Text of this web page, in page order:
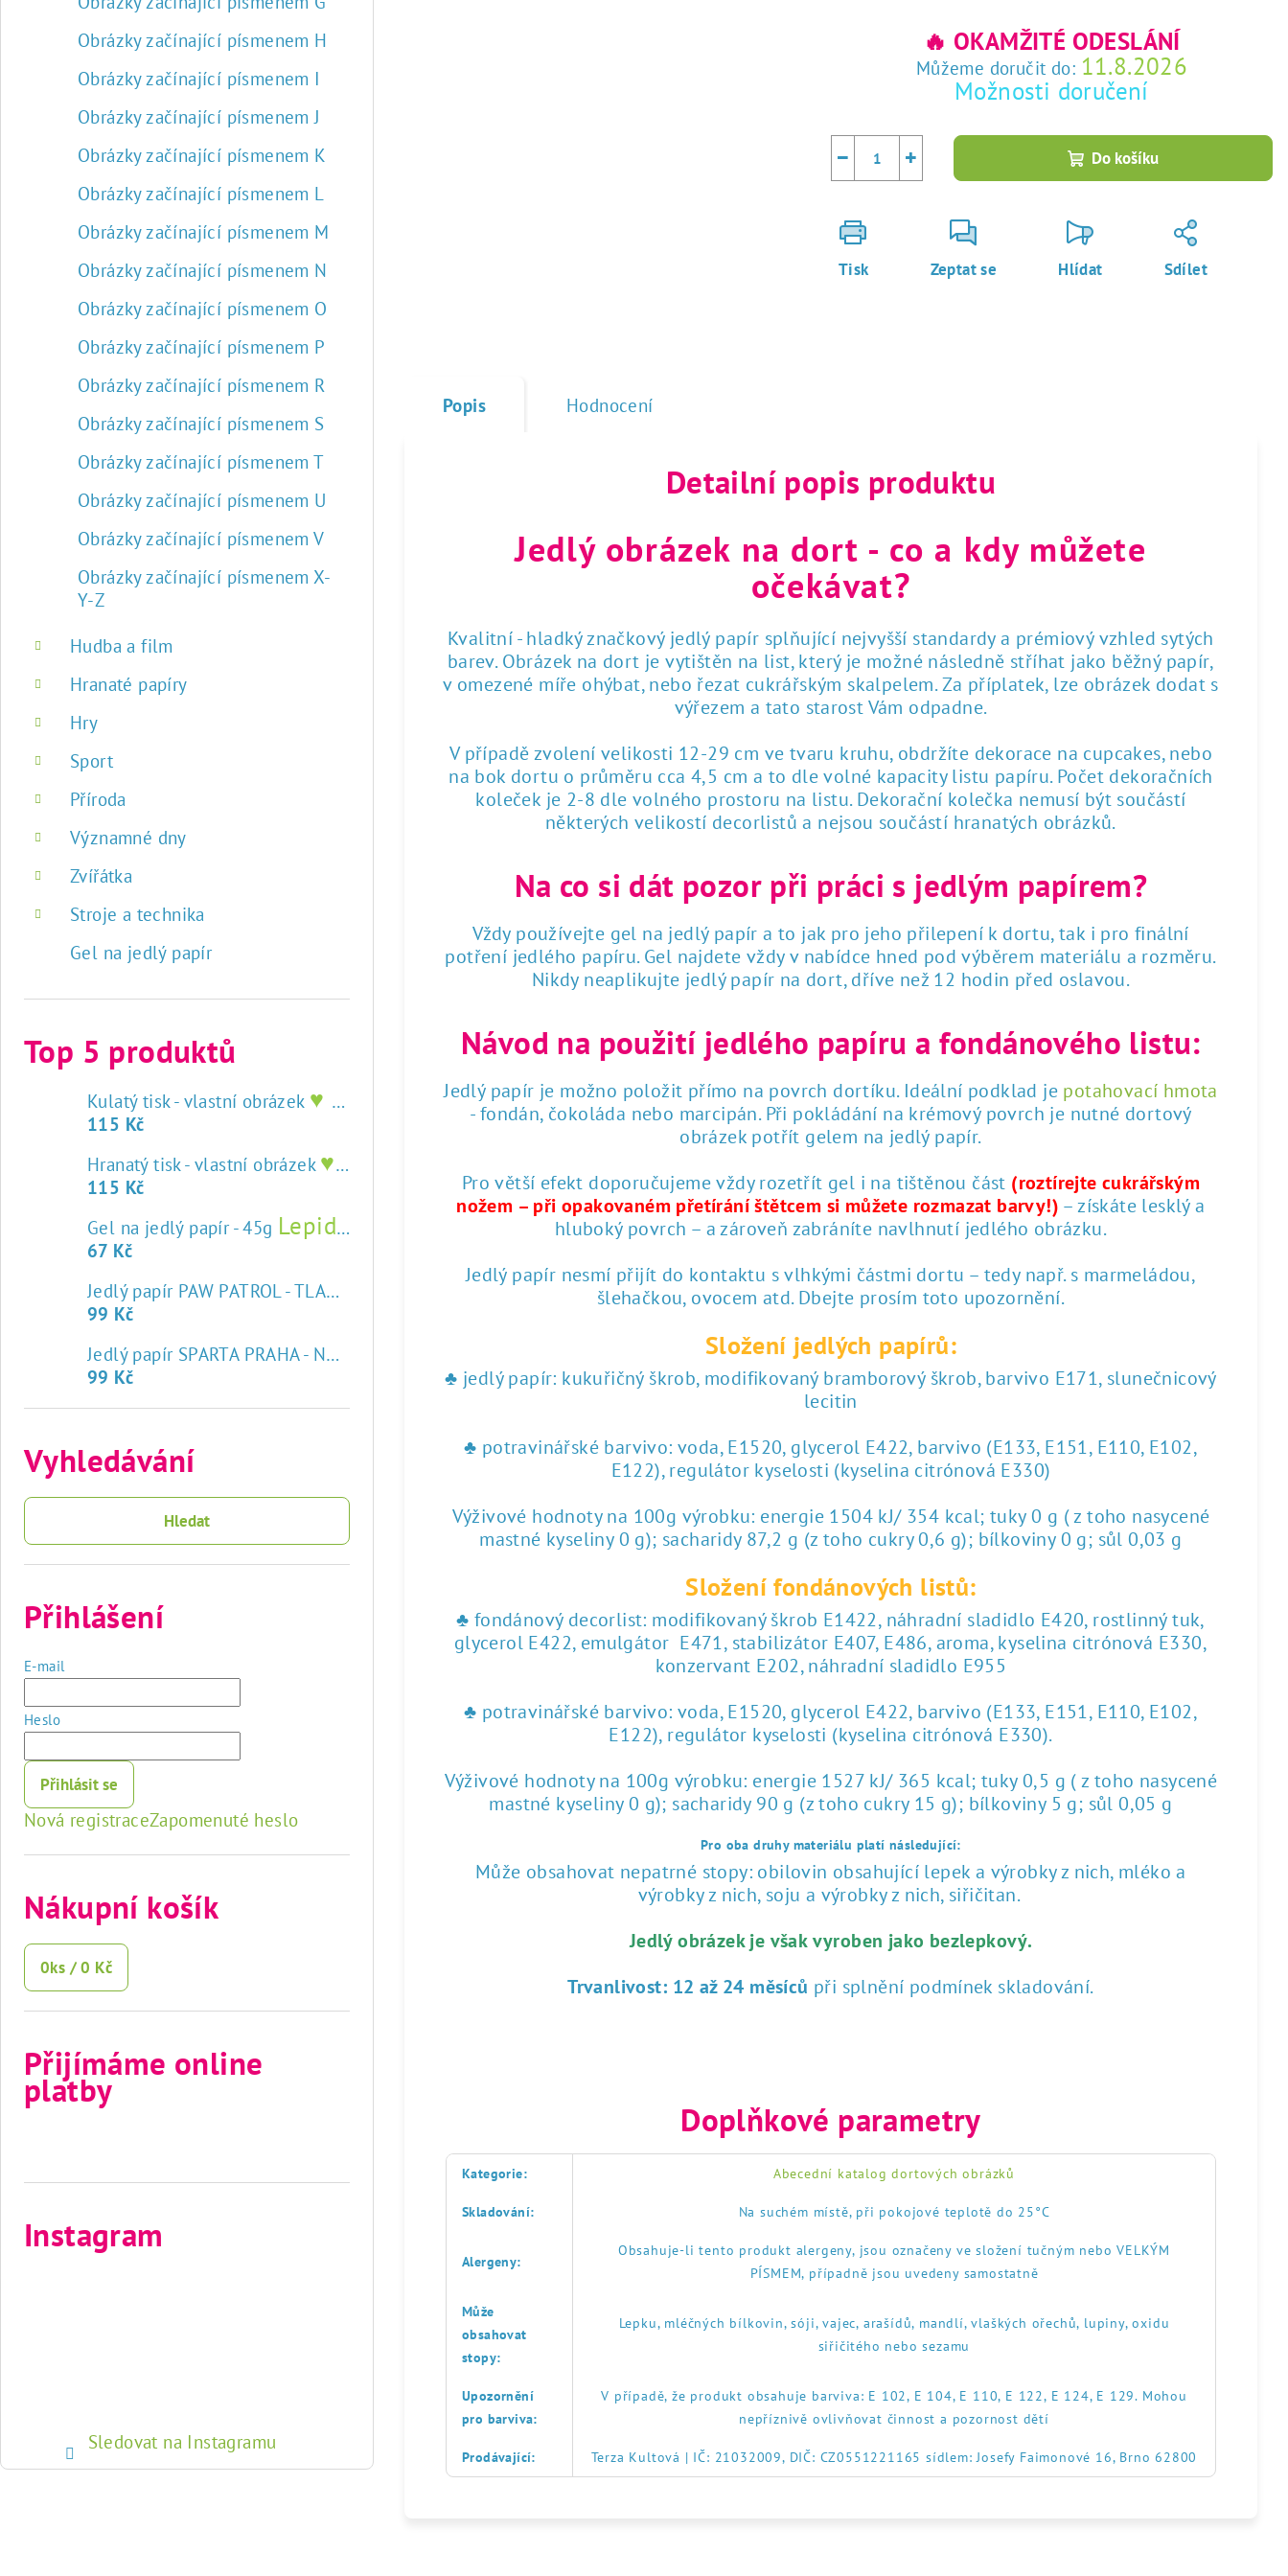
Obrázky začínající písmenem H
Obrázky začínající písmenem I
Obrázky začínající písmenem J
Obrázky začínající písmenem K
Obrázky začínající písmenem L
Obrázky začínající písmenem M
Obrázky začínající písmenem N
Obrázky začínající písmenem O
Obrázky začínající písmenem P
Obrázky začínající písmenem R
Obrázky začínající písmenem S
Obrázky začínající písmenem T
Obrázky začínající písmenem U
Obrázky začínající písmenem V
Obrázky začínající písmenem X-
Y-Z
Hudba a film
Hranaté papíry
Hry
Sport
Příroda
Významné dny
Zvířátka
Stroje a technika
Gel na jedlý papír
Top 5 produktů
Kulatý tisk - vlastní obrázek ♥ tisk na jedlý papír
115 Kč
Hranatý tisk - vlastní obrázek ♥ tisk na jedlý papír
115 Kč
Gel na jedlý papír - 45g Lepidlo na jedlý papír
67 Kč
Jedlý papír PAW PATROL - TLAPKOVÁ PATROLA
♥ tisk na jedlý papír
99 Kč
Jedlý papír SPARTA PRAHA - NOVÝ ZNAK
99 Kč
Vyhledávání
Hledat
Přihlášení
E-mail
Heslo
Přihlásit se
Nová registraceZapomenuté heslo
Nákupní košík
0ks /0 Kč
Přijímáme online
platby
Instagram
Sledovat na Instagramu
🔥 OKAMŽITÉ ODESLÁNÍ
Můžeme doručit do: 11.8.2026
Možnosti doručení
+
− Do košíku
Tisk Zeptat se Hlídat Sdílet
Popis Hodnocení
Detailní popis produktu
Jedlý obrázek na dort - co a kdy můžete
očekávat?
Kvalitní - hladký značkový jedlý papír splňující nejvyšší standardy a prémiový vzhled sytých
barev. Obrázek na dort je vytištěn na list, který je možné následně stříhat jako běžný papír,
v omezené míře ohýbat, nebo řezat cukrářským skalpelem. Za příplatek, lze obrázek dodat s
výřezem a tato starost Vám odpadne.
V případě zvolení velikosti 12-29 cm ve tvaru kruhu, obdržíte dekorace na cupcakes, nebo
na bok dortu o průměru cca 4,5 cm a to dle volné kapacity listu papíru. Počet dekoračních
koleček je 2-8 dle volného prostoru na listu. Dekorační kolečka nemusí být součástí
některých velikostí decorlistů a nejsou součástí hranatých obrázků.
Na co si dát pozor při práci s jedlým papírem?
Vždy používejte gel na jedlý papír a to jak pro jeho přilepení k dortu, tak i pro finální
potření jedlého papíru. Gel najdete vždy v nabídce hned pod výběrem materiálu a rozměru.
Nikdy neaplikujte jedlý papír na dort, dříve než 12 hodin před oslavou.
Návod na použití jedlého papíru a fondánového listu:
Jedlý papír je možno položit přímo na povrch dortíku. Ideální podklad je potahovací hmota
- fondán, čokoláda nebo marcipán. Při pokládání na krémový povrch je nutné dortový
obrázek potřít gelem na jedlý papír.
Pro větší efekt doporučujeme vždy rozetřít gel i na tištěnou část (roztírejte cukrářským
nožem – při opakovaném přetírání štětcem si můžete rozmazat barvy!) – získáte lesklý a
hluboký povrch – a zároveň zabráníte navlhnutí jedlého obrázku.
Jedlý papír nesmí přijít do kontaktu s vlhkými částmi dortu – tedy např. s marmeládou,
šlehačkou, ovocem atd. Dbejte prosím toto upozornění.
Složení jedlých papírů:
♣ jedlý papír: kukuřičný škrob, modifikovaný bramborový škrob, barvivo E171, slunečnicový
lecitin
♣ potravinářské barvivo: voda, E1520, glycerol E422, barvivo (E133, E151, E110, E102,
E122), regulátor kyselosti (kyselina citrónová E330)
Výživové hodnoty na 100g výrobku: energie 1504 kJ/ 354 kcal; tuky 0 g ( z toho nasycené
mastné kyseliny 0 g); sacharidy 87,2 g (z toho cukry 0,6 g); bílkoviny 0 g; sůl 0,03 g
Složení fondánových listů:
♣ fondánový decorlist: modifikovaný škrob E1422, náhradní sladidlo E420, rostlinný tuk,
glycerol E422, emulgátor E471, stabilizátor E407, E486, aroma, kyselina citrónová E330,
konzervant E202, náhradní sladidlo E955
♣ potravinářské barvivo: voda, E1520, glycerol E422, barvivo (E133, E151, E110, E102,
E122), regulátor kyselosti (kyselina citrónová E330).
Výživové hodnoty na 100g výrobku: energie 1527 kJ/ 365 kcal; tuky 0,5 g ( z toho nasycené
mastné kyseliny 0 g); sacharidy 90 g (z toho cukry 15 g); bílkoviny 5 g; sůl 0,05 g
Pro oba druhy materiálu platí následující:
Může obsahovat nepatrné stopy: obilovin obsahující lepek a výrobky z nich, mléko a
výrobky z nich, soju a výrobky z nich, siřičitan.
Jedlý obrázek je však vyroben jako bezlepkový.
Trvanlivost: 12 až 24 měsíců při splnění podmínek skladování.
Doplňkové parametry
Kategorie: Abecední katalog dortových obrázků
Skladování: Na suchém místě, při pokojové teplotě do 25°C
Alergeny:
Obsahuje-li tento produkt alergeny, jsou označeny ve složení tučným nebo VELKÝM
PÍSMEM, případně jsou uvedeny samostatně
Může
obsahovat
stopy:
Lepku, mléčných bílkovin, sóji, vajec, arašídů, mandlí, vlaškých ořechů, lupiny, oxidu
siřičitého nebo sezamu
Upozornění
pro barviva:
V případě, že produkt obsahuje barviva: E 102, E 104, E 110, E 122, E 124, E 129. Mohou
nepříznivě ovlivňovat činnost a pozornost dětí
Prodávající: Terza Kultová | IČ: 21032009, DIČ: CZ0551221165 sídlem: Josefy Faimonové 16, Brno 62800